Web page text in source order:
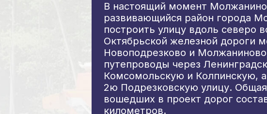
В настоящий момент
развивающийся район города
построить улицу вдоль северо
Октябрьской железной дороги
Новоподрезково и
путепроводы через
Комсомольскую и Колпинскую,
2ю Подрезковскую улицу.
вошедших в проект дорог
километров.